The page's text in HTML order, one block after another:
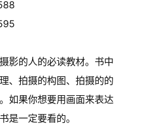
影的人的必读教材。书中
、拍摄的构图、拍摄的的
如果你想要用画面来表达
是一定要看的。